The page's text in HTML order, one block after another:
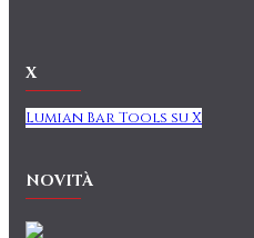
X
Lumian Bar Tools su X
NOVITÀ